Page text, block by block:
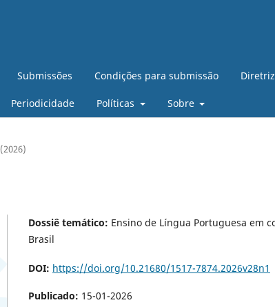
Submissões Condições para submissão
Periodicidade Políticas Sobre
Dossiê temático: Ensino de Língua Portuguesa em
Brasil
DOI: https://doi.org/10.21680/1517-7874.2026v28n1
Publicado: 15-01-2026